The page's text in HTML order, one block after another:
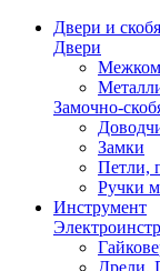
Двери и
Двери
Замочно-
Замки
Петли,
Ручки
Инструмент
Дрели,